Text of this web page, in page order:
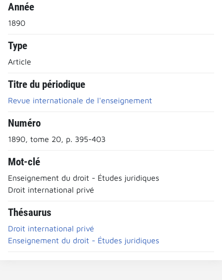
Année
1890
Type
Article
Titre du périodique
Revue internationale de l'enseignement
Numéro
1890, tome 20, p. 395-403
Mot-clé
Enseignement du droit - Études juridiques
Droit international privé
Thésaurus
Droit international privé
Enseignement du droit - Études juridiques